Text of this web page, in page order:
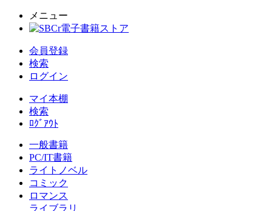
メニュー
会員登録
検索
ログイン
マイ本棚
検索
ﾛｸﾞｱｳﾄ
一般書籍
PC/IT書籍
ライトノベル
コミック
ロマンス
ライブラリ